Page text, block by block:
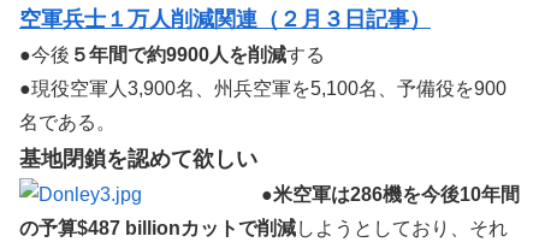
空軍兵士１万人削減関連（２月３日記事）
●今後 ５年間で約9900人を削減する
●現役空軍人3,900名、州兵空軍を5,100名、予備役を900
名である。
基地閉鎖を認めて欲しい
●米空軍は286機を今後10年間
の予算$487 billionカットで削減しようとしており、それ